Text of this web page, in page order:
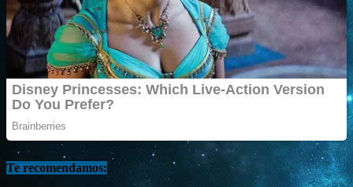
Te recomendamos: